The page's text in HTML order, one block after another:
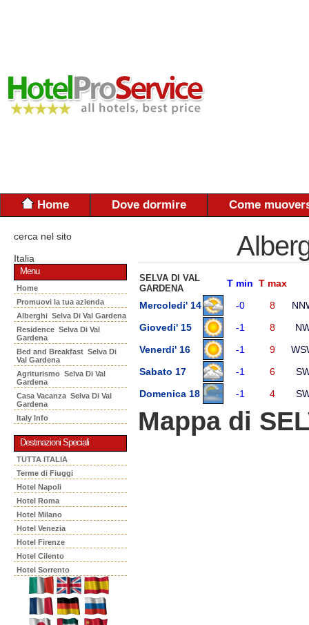
Home Dove dormire Come
cerca nel sito
Italia
Menu
Home
Promuovi la tua azienda
Alberghi Selva Di Val Gardena
Residence Selva Di Val
Gardena
Bed and Breakfast Selva Di
Val Gardena
Agriturismo Selva Di Val
Gardena
Casa Vacanza Selva Di Val
Gardena
Italy Info
Destinazioni Speciali
TUTTA ITALIA
Terme di Fiuggi
Hotel Napoli
Hotel Roma
Hotel Milano
Hotel Venezia
Hotel Firenze
Hotel Cilento
Hotel Sorrento
SELVA DI VAL
GARDENA
T min T max
Mercoledi' 14
-0 8
Giovedi' 15
-1 8
Venerdi' 16
-1 9
Sabato 17
-1 6
Domenica 18
-1 4
Mappa di